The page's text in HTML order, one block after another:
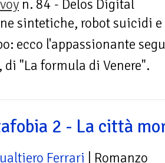
n. 84 - Delos Digital
sintetiche, robot suicidi e
ecco l'appassionante
di "La formula di Venere".
2 - La città
Ferrari | Romanzo